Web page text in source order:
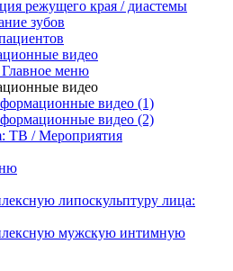
режущего края / диастемы
зубов
видео
меню
видео
видео (1)
видео (2)
ТВ / Мероприятия
липоскульптуру лица:
мужскую интимную